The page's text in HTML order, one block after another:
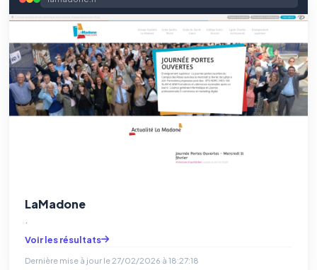
LaMadone
Voir les résultats
Dernière mise à jour le 27/02/2026 à 18:27:18